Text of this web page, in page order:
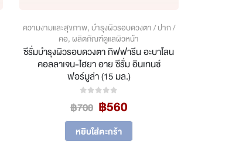
ความงามและสุขภาพ, บำรุงผิวรอบดวงตา / ปาก /
คอ, ผลิตภัณฑ์ดูแลผิวหน้า
ซีรั่มบำรุงผิวรอบดวงตา กิฟฟารีน อะบาโลน
คอลลาเจน-ไฮยา อาย ซีรั่ม อินเทนซ์
ฟอร์มูล่า (15 มล.)
฿700 Original
price
was:
฿700.
฿560Current
price
฿560.
หยิบใส่ตะกร้า